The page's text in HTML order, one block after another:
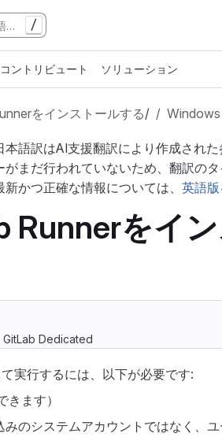
/
コントリビュート ソリューション
をインストールする/ Windows
語訳はAI支援翻訳により作成された
まだ行われていないため、翻訳の
かつ正確な情報については、 英語版
Runnerをイ
Dedicated
実行するには、以下が必要です:
ます）
のシステムアカウントではなく、